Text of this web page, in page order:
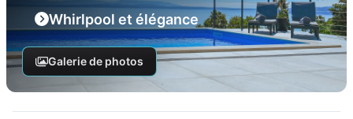
Whirlpool et élégance
Galerie de photos